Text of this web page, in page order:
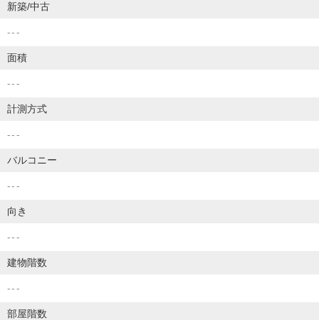
新築/中古
---
面積
---
計測方式
---
バルコニー
---
向き
---
建物階数
---
部屋階数